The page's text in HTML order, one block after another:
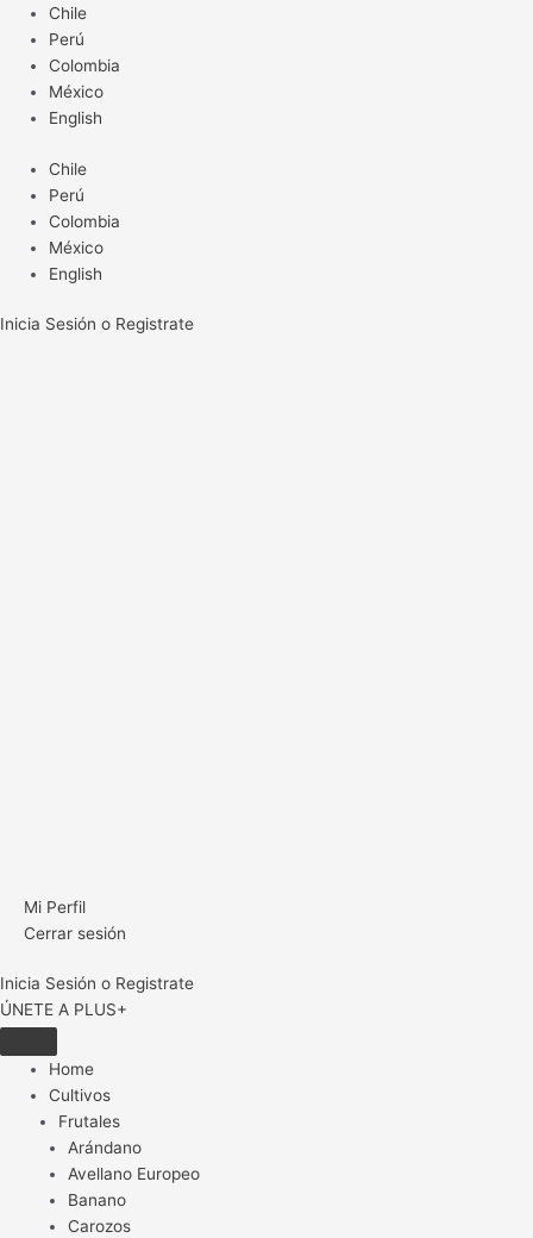
contenido
Chile
Perú
Colombia
México
English
Chile
Perú
Colombia
México
English
Inicia Sesión o Registrate
Mi Perfil
Cerrar sesión
Inicia Sesión o Registrate
ÚNETE A PLUS+
Home
Cultivos
Frutales
Arándano
Avellano Europeo
Banano
Carozos